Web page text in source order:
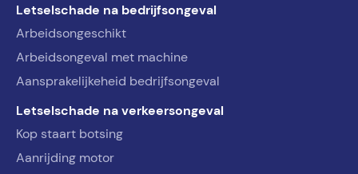
Letselschade na bedrijfsongeval
Arbeidsongeschikt
Arbeidsongeval met machine
Aansprakelijkeheid bedrijfsongeval
Letselschade na verkeersongeval
Kop staart botsing
Aanrijding motor